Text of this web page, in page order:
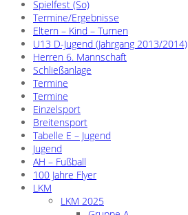
Spielfest (So)
Termine/Ergebnisse
Eltern – Kind – Turnen
U13 D-Jugend (Jahrgang 2013/2014)
Herren 6. Mannschaft
Schließanlage
Termine
Termine
Einzelsport
Breitensport
Tabelle E – Jugend
Jugend
AH – Fußball
100 Jahre Flyer
LKM
LKM 2025